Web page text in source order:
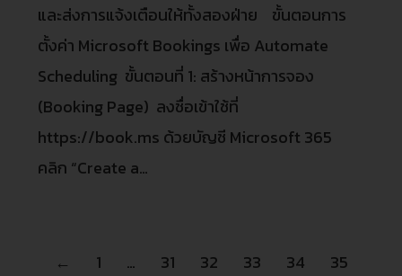
และส่งการแจ้งเตือนให้ทั้งสองฝ่าย ขั้นตอนการ
ตั้งค่า Microsoft Bookings เพื่อ Automate
Scheduling ขั้นตอนที่ 1: สร้างหน้าการจอง
(Booking Page) ลงชื่อเข้าใช้ที่
https://book.ms ด้วยบัญชี Microsoft 365
คลิก “Create a…
← 1 … 31 32 33 34
35